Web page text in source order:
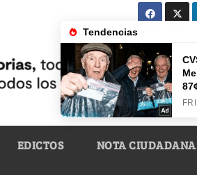
EDICTOS NOTA CIUDADANA